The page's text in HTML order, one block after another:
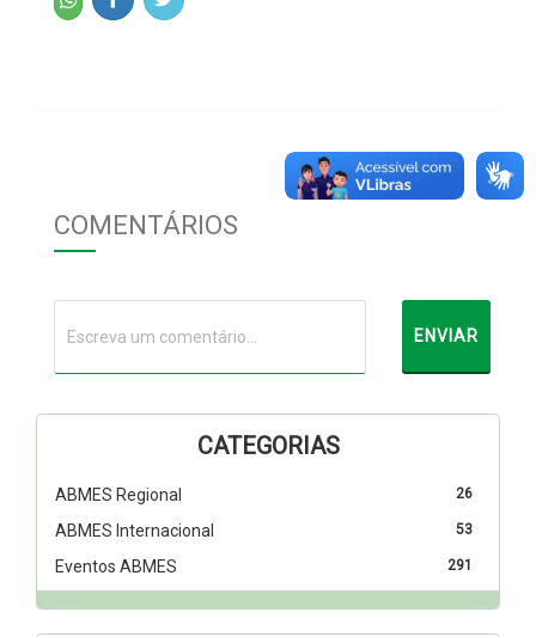
COMENTÁRIOS
CATEGORIAS
26
ABMES Regional
53
ABMES Internacional
291
Eventos ABMES